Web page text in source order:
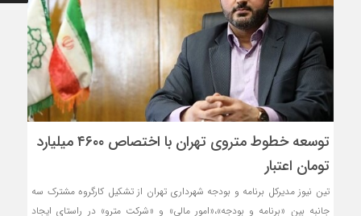
توسعه خطوط متروی تهران با اختصاص ۴۶۰۰ میلیارد
تومان اعتبار
تین نیوز مدیرکل برنامه و بودجه شهرداری تهران از تشکیل کارگروه مشترک سه
جانبه بین «برنامه و بودجه»،«امور مالی» و «شرکت مترو» در راستای ایجاد